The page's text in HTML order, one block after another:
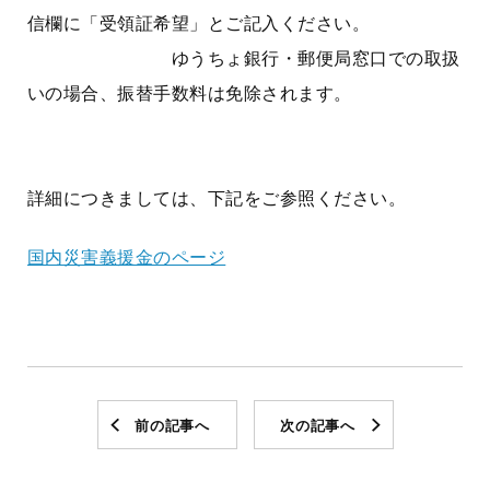
信欄に「受領証希望」とご記入ください。
ゆうちょ銀行・郵便局窓口での取扱
いの場合、振替手数料は免除されます。
詳細につきましては、下記をご参照ください。
国内災害義援金のページ
前の記事へ 次の記事へ